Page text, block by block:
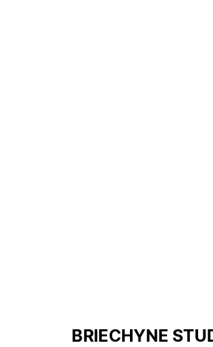
BRIECHYNE